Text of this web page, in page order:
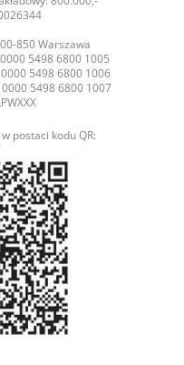
850 Warszawa
5498 6800 1005
5498 6800 1006
0000 5498 6800 1007
postaci kodu QR: